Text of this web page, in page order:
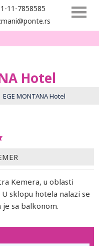
11-7858585
Hotel
EGE MONTANA Hotel
Kemera, u oblasti
sklopu hotela nalazi se
sa balkonom.